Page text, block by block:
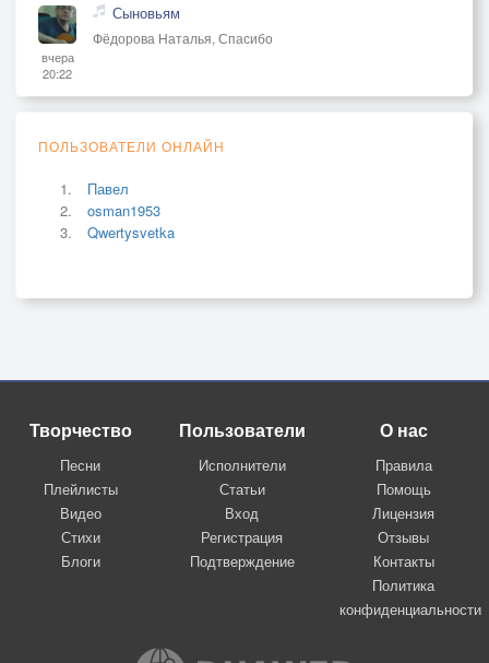
вчера
20:22
Сыновьям
Фёдорова Наталья, Спасибо
ПОЛЬЗОВАТЕЛИ ОНЛАЙН
Павел
osman1953
Qwertysvetka
Творчество
Песни
Плейлисты
Видео
Стихи
Блоги
Пользователи
Исполнители
Статьи
Вход
Регистрация
Подтверждение
О нас
Правила
Помощь
Лицензия
Отзывы
Контакты
Политика
конфиденциальности